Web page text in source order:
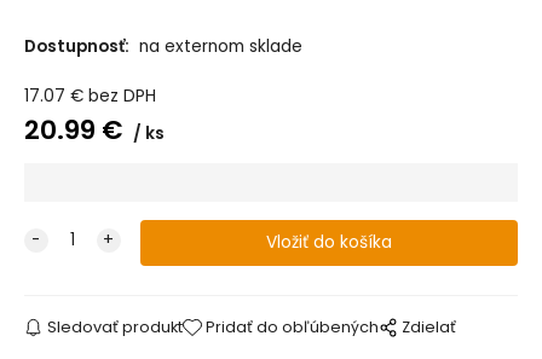
Dostupnosť: na externom sklade
17.07 € bez DPH
20.99 € ks
Sledovať produkt Pridať do obľúbených Zdielať